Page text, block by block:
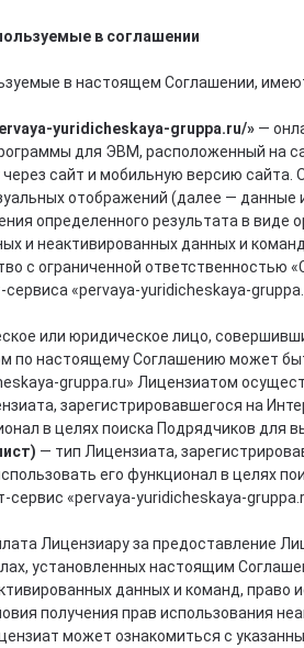
в соглашении
в настоящем Соглашении,
yuridicheskaya-gruppa.ru/» —
для ЭВМ, расположенный на
сайт и мобильную версию
отображений (далее —
определенного результата в
и неактивированных данных и
с ограниченной ответственностью
«pervaya-yuridicheskaya-
или юридическое лицо,
по настоящему Соглашению может
gruppa.ru» Лицензиатом
зарегистрировавшегося на
в целях поиска Подрядчиков для
— тип Лицензиата,
его функционал в целях
сервис «pervaya-yuridicheskaya-
Лицензиару за предоставление
установленных настоящим
данных и команд, право
получения прав использования
может ознакомиться с